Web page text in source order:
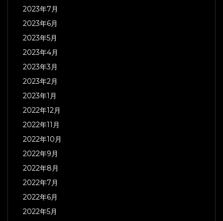
2023年7月
2023年6月
2023年5月
2023年4月
2023年3月
2023年2月
2023年1月
2022年12月
2022年11月
2022年10月
2022年9月
2022年8月
2022年7月
2022年6月
2022年5月